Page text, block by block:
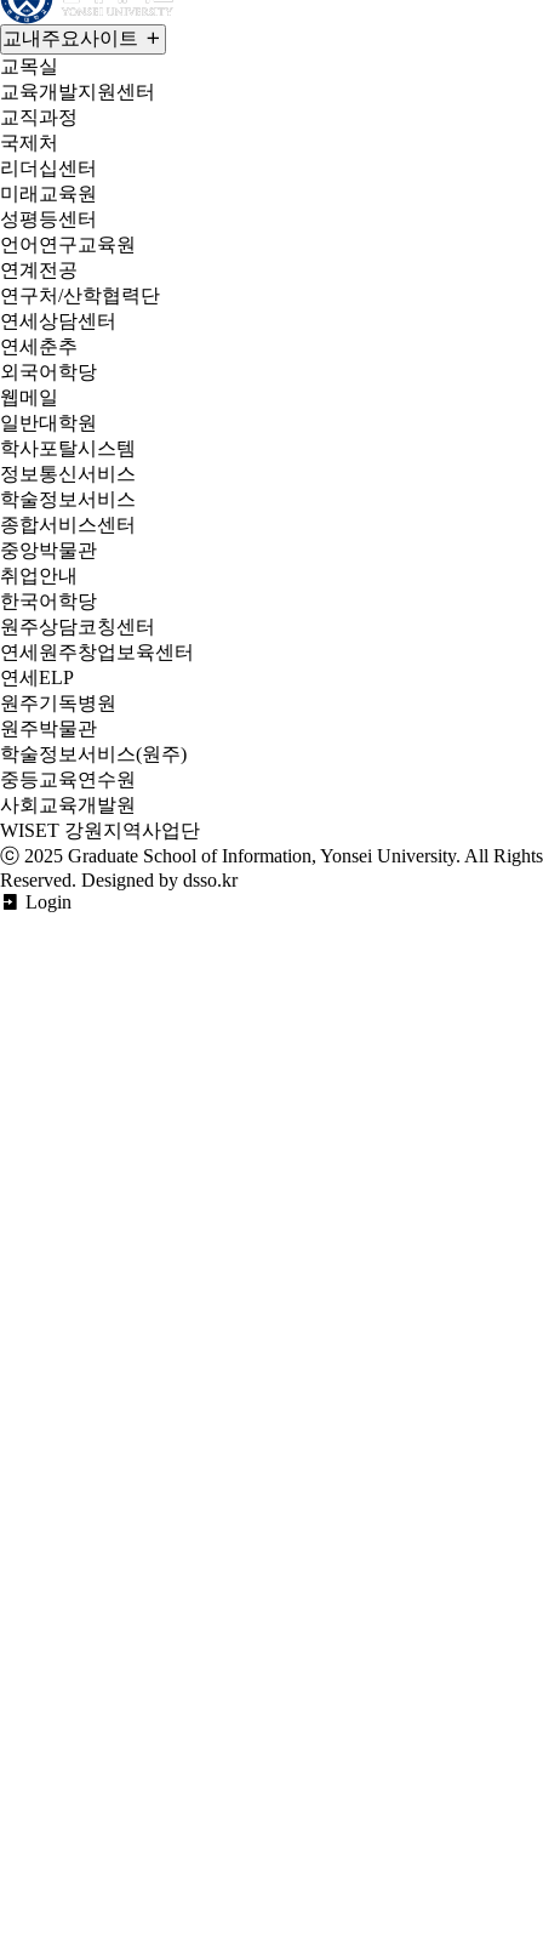
교내주요사이트
교목실
교육개발지원센터
교직과정
국제처
리더십센터
미래교육원
성평등센터
언어연구교육원
연계전공
연구처/산학협력단
연세상담센터
연세춘추
외국어학당
웹메일
일반대학원
학사포탈시스템
정보통신서비스
학술정보서비스
종합서비스센터
중앙박물관
취업안내
한국어학당
원주상담코칭센터
연세원주창업보육센터
연세ELP
원주기독병원
원주박물관
학술정보서비스(원주)
중등교육연수원
사회교육개발원
WISET 강원지역사업단
ⓒ 2025 Graduate School of Information, Yonsei University. All Rights
Reserved. Designed by dsso.kr
Login